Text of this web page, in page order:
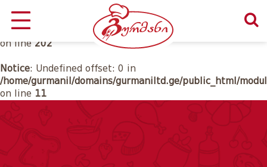
Notice: Undefined offset: 0 in
/home/gurmanil/domains/gurmaniltd.ge/public_html/
on line 202
Notice: Undefined offset: 0 in
/home/gurmanil/domains/gurmaniltd.ge/public_html/
on line 11